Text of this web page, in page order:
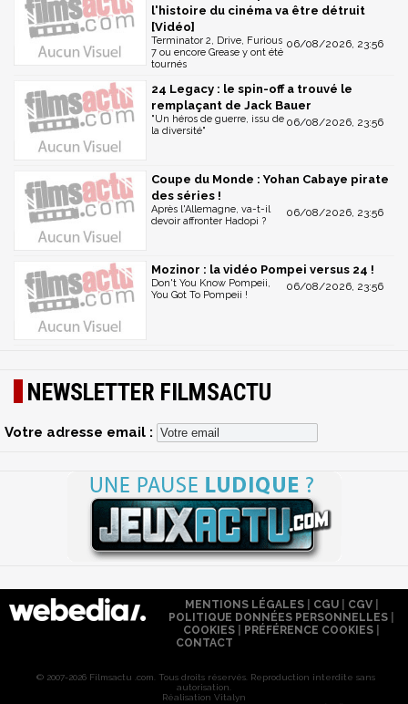
l'histoire du cinéma va être détruit
[Vidéo]
06/08/2026, 23:56
Terminator 2, Drive, Furious
7 ou encore Grease y ont été
tournés
24 Legacy : le spin-off a trouvé le
remplaçant de Jack Bauer
06/08/2026, 23:56
"Un héros de guerre, issu de
la diversité"
Coupe du Monde : Yohan Cabaye pirate
des séries !
06/08/2026, 23:56
Après l'Allemagne, va-t-il
devoir affronter Hadopi ?
Mozinor : la vidéo Pompei versus 24 !
06/08/2026, 23:56
Don't You Know Pompeii,
You Got To Pompeii !
NEWSLETTER FILMSACTU
Votre adresse email :
MENTIONS LÉGALES| CGU| CGV|
POLITIQUE DONNÉES PERSONNELLES
COOKIES
PRÉFÉRENCE COOKIES
CONTACT
© 2007-2026 Filmsactu .com. Tous droits réservés. Reproduction interdite sans
autorisation.
Réalisation Vitalyn